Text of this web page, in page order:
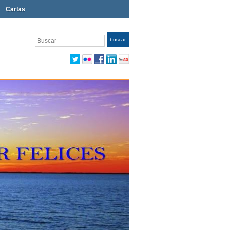
Cartas
Buscar buscar